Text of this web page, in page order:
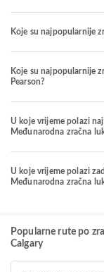
Koje su najpopularnije
Koje su najpopularnije
Pearson?
U koje vrijeme polazi
Međunarodna zračna
U koje vrijeme polazi
Međunarodna zračna
Popularne rute po
Calgary